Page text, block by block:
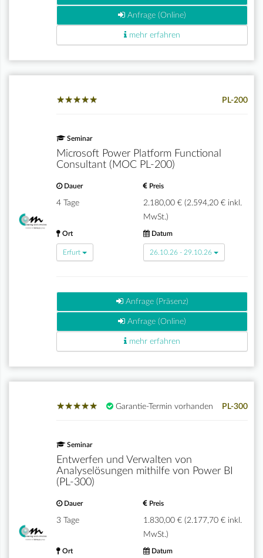
Anfrage (Online)
mehr erfahren
★★★★★
★★★★★ PL-200
Seminar
Microsoft Power Platform Functional
Consultant (MOC PL-200)
Dauer
4 Tage
Preis
2.180,00 € (2.594,20 € inkl.
MwSt.)
Ort
Erfurt
Datum
26.10.26 - 29.10.26
Anfrage (Präsenz)
Anfrage (Online)
mehr erfahren
★★★★★
★★★★★ Garantie-Termin vorhanden PL-300
Seminar
Entwerfen und Verwalten von
Analyselösungen mithilfe von Power BI
(PL-300)
Dauer
3 Tage
Preis
1.830,00 € (2.177,70 € inkl.
MwSt.)
Ort Datum